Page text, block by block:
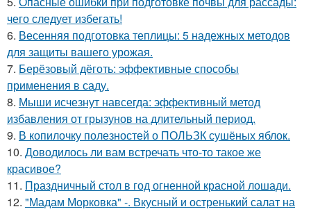
чего следует избегать!
6. Весенняя подготовка теплицы: 5 надежных методов
для защиты вашего урожая.
7. Берёзовый дёготь: эффективные способы
применения в саду.
8. Мыши исчезнут навсегда: эффективный метод
избавления от грызунов на длительный период.
9. В копилочку полезностей о ПОЛЬЗК сушёных яблок.
10. Доводилось ли вам встречать что-то такое же
красивое?
11. Праздничный стол в год огненной красной лошади.
12. "Мадам Морковка" -. Вкусный и остренький салат на